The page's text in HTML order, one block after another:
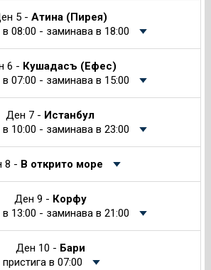
5 -Атина (Пирея)
в 08:00 - заминава в 18:00
6 - Кушадасъ (Ефес)
в 07:00 - заминава в 15:00
Ден 7 - Истанбул
в 10:00 - заминава в 23:00
8 - В открито море
Ден 9 - Корфу
в 13:00 - заминава в 21:00
Ден 10 - Бари
пристига в 07:00